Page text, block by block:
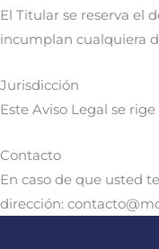
El Titular se reserva el
incumplan cualquiera
Jurisdicción
Este Aviso Legal se
Contacto
En caso de que usted
dirección: